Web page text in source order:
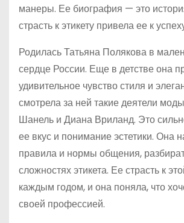
манеры. Ее биография — это
страсть к этикету привела ее к
Родилась Татьяна Полякова в
сердце России. Еще в детстве она
удивительное чувство стиля и
смотрела за ней такие деятели
Шанель и Диана Вриланд. Это
ее вкус и понимание эстетики. Она
правила и нормы общения,
сложностях этикета. Ее страсть к
каждым годом, и она поняла, что
своей профессией.